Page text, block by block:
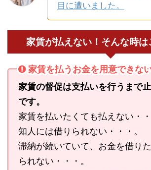
目に遭いました。
家賃が払えない！そんな時は
家賃を払うお金を用意できな
家賃の督促は支払いを行うまで
です。
家賃を払いたくても払えない・
知人には借りられない・・・。
滞納が続いていて、お金を借り
られない・・・。